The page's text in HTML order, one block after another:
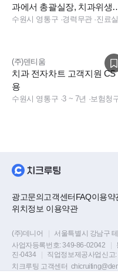
과에서 총괄실장, 치과위생
(저년차) 구인합니다.
수원시 영통구 ·경력무관·
(주)덴티움
치과 전자차트 고객지원 CS
용
수원시 영통구 ·3 ~ 7년 ·
광고문의고객센터FAQ이용약
위치정보 이용약관
(주)데니어
서울특별시 강남구
사업자등록번호:349-86-02042
진-0434
직업정보제공사업신고:
치크루팅 고객센터